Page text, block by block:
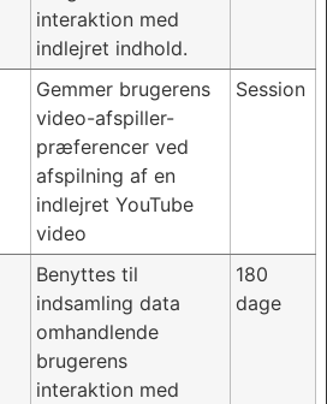
interaktion med
indlejret indhold.
Gemmer brugerens
video-afspiller-
præferencer ved
afspilning af en
indlejret YouTube
video
Session
Benyttes til
indsamling data
omhandlende
brugerens
interaktion med
180
dage